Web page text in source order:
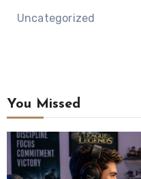
Uncategorized
You Missed